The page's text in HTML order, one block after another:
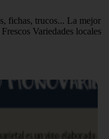
fichas, trucos... La mejor
Variedades locales